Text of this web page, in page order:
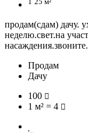
продам(сдам) дачу.
неделю.свет.на
Продам
Дачу
100
1 м² = 4